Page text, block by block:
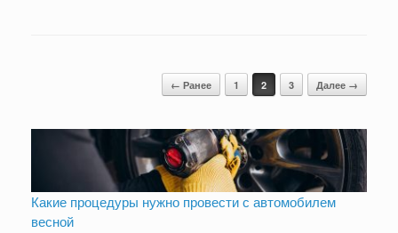
← Ранее 1 2 3 Далее →
Какие процедуры нужно провести с автомобилем
весной